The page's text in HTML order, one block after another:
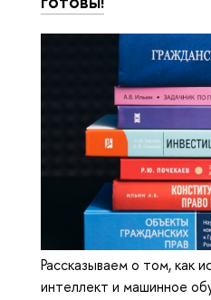
Рассказываем о том, как
интеллект и машинное